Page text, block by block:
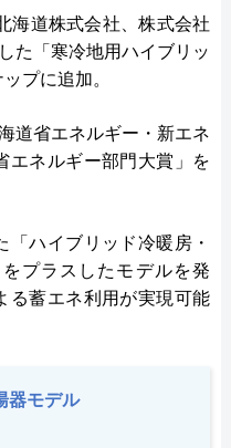
海道株式会社、株式会社
た「寒冷地用ハイブリッ
プに追加。
道省エネルギー・新エネ
エネルギー部門大賞」を
「ハイブリッド冷暖房・
プラスしたモデルを発
る蓄エネ利用が実現可能
器モデル